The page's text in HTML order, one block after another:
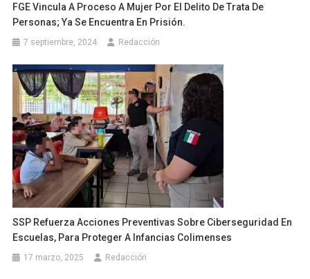
FGE Vincula A Proceso A Mujer Por El Delito De Trata De
Personas; Ya Se Encuentra En Prisión.
7 septiembre, 2024 Redacción
SSP Refuerza Acciones Preventivas Sobre Ciberseguridad En
Escuelas, Para Proteger A Infancias Colimenses
17 marzo, 2025 Redacción